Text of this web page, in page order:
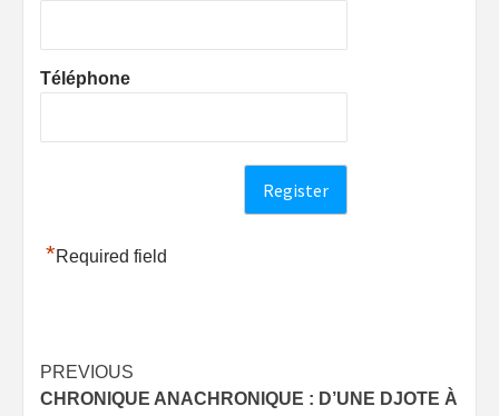
Téléphone
*Required field
Post
PREVIOUS
CHRONIQUE ANACHRONIQUE : D’UNE DJOTE À